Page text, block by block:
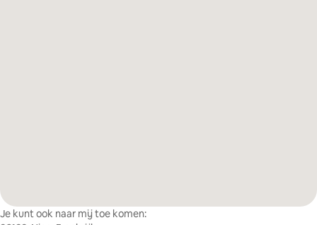
Je kunt ook naar mij toe komen: